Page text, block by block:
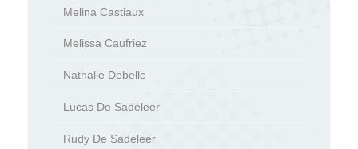
Melina Castiaux
Melissa Caufriez
Nathalie Debelle
Lucas De Sadeleer
Rudy De Sadeleer